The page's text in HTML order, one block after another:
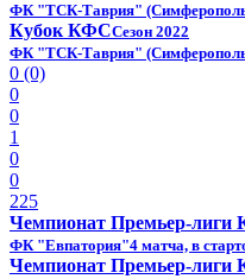
ФК "ТСК-Таврия"
Кубок КФССезон 2022
ФК "ТСК-Таврия"
0 (0)
0
0
1
0
0
225
Чемпионат Премьер-лиги
ФК "Евпатория"4 матча, в
Чемпионат Премьер-лиги